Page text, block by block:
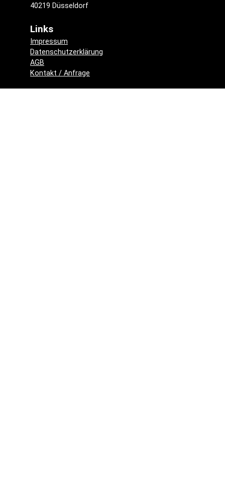
40219 Düsseldorf
Links
Impressum
Datenschutzerklärung
AGB
Kontakt / Anfrage